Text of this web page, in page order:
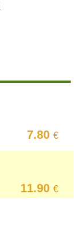
7.80€
11.90€